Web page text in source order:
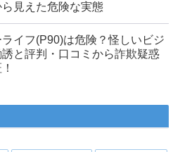
ら見えた危険な実態
ライフ(P90)は危険？怪しいビジ
誘と評判・口コミから詐欺疑惑